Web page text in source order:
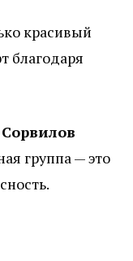
красивый
благодаря
группа — это